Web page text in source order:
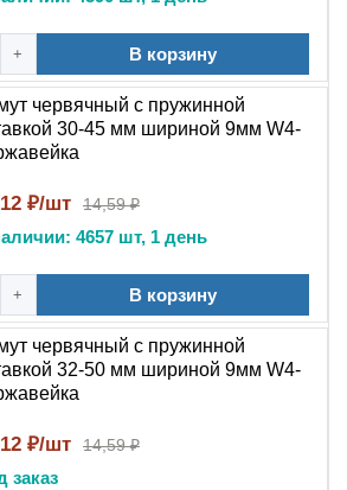
+ В корзину
червячный с пружинной
30-45 мм шириной 9мм W4-
₽/шт 14,59 ₽
4657 шт, 1 день
+ В корзину
червячный с пружинной
32-50 мм шириной 9мм W4-
₽/шт 14,59 ₽
заказ